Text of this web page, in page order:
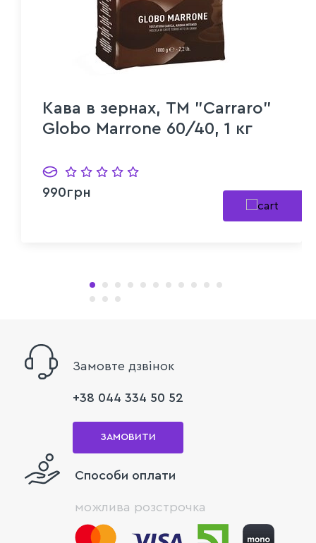
Кава в зернах, ТМ "Carraro"
Globo Marrone 60/40, 1 кг
990грн
Замовте дзвінок
+38 044 334 50 52
ЗАМОВИТИ
Способи оплати
можлива розстрочка